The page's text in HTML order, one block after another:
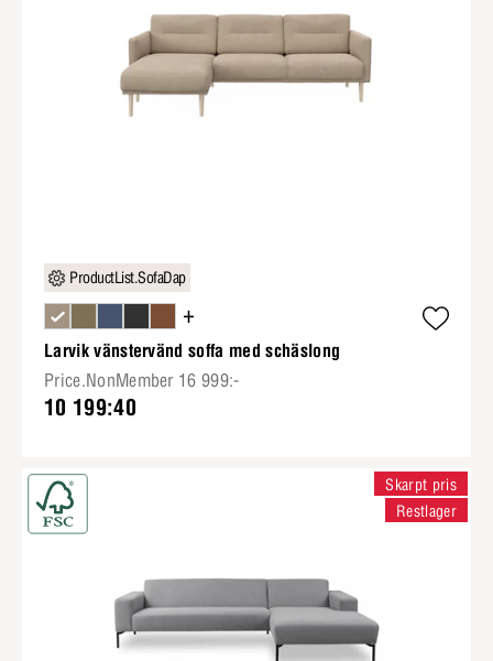
ProductList.SofaDap
+
Larvik vänstervänd soffa med schäslong
Price.NonMember 16 999:-
10 199:40
Skarpt pris
Restlager